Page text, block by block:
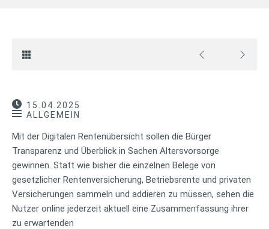
15.04.2025
ALLGEMEIN
Mit der Digitalen Rentenübersicht sollen die Bürger
Transparenz und Überblick in Sachen Altersvorsorge
gewinnen. Statt wie bisher die einzelnen Belege von
gesetzlicher Rentenversicherung, Betriebsrente und privaten
Versicherungen sammeln und addieren zu müssen, sehen die
Nutzer online jederzeit aktuell eine Zusammenfassung ihrer
zu erwartenden